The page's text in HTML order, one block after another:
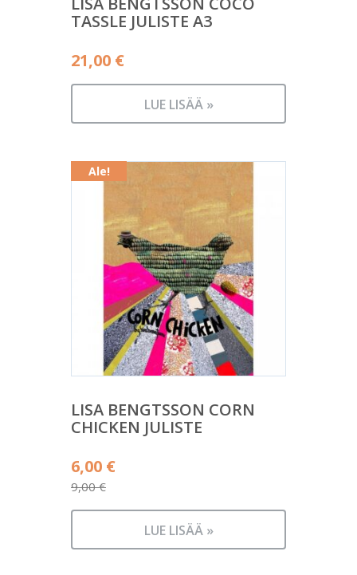
TASSLE JULISTE A3
21,00 €
LUE LISÄÄ »
Ale!
LISA BENGTSSON CORN
CHICKEN JULISTE
9,00€
Alkuperäinen
hinta
oli:
6,00 €
Nykyinen
on:
LUE LISÄÄ »